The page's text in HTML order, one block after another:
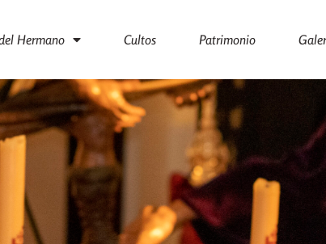
Hermano Cultos Patrimonio